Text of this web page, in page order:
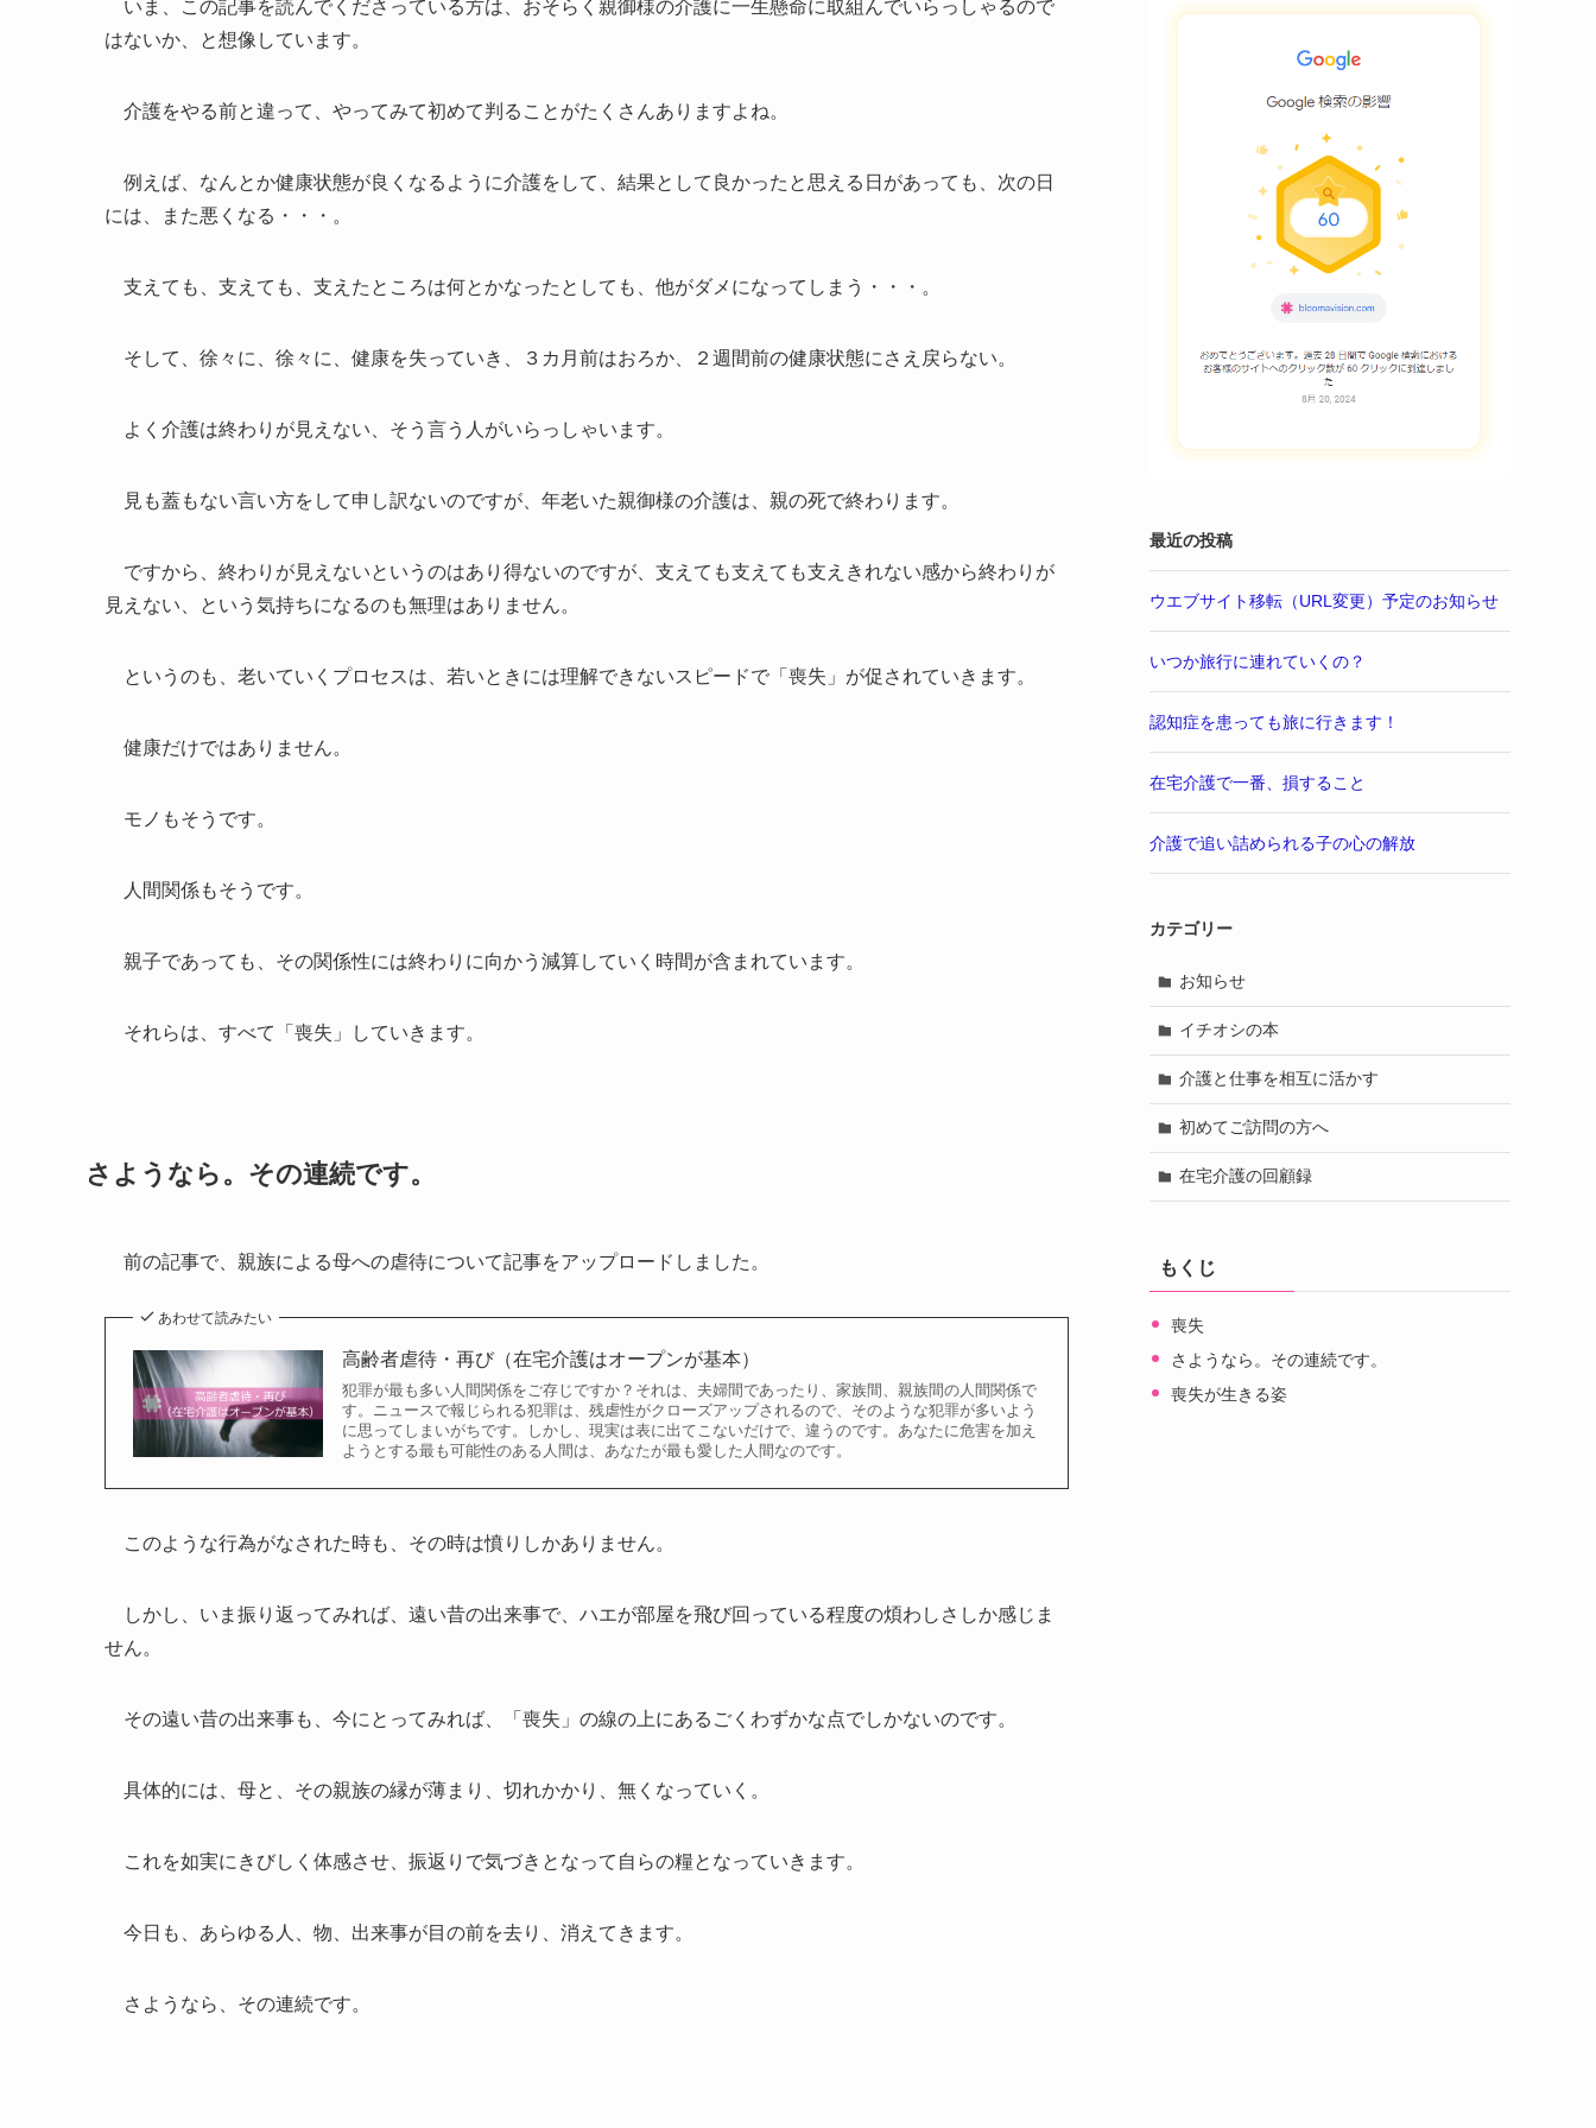
いま、この記事を読んでくださっている方は、おそらく親御様の介護に一生懸命に取組んでいらっしゃるので
はないか、と想像しています。
介護をやる前と違って、やってみて初めて判ることがたくさんありますよね。
例えば、なんとか健康状態が良くなるように介護をして、結果として良かったと思える日があっても、次の日
には、また悪くなる・・・。
支えても、支えても、支えたところは何とかなったとしても、他がダメになってしまう・・・。
そして、徐々に、徐々に、健康を失っていき、３カ月前はおろか、２週間前の健康状態にさえ戻らない。
よく介護は終わりが見えない、そう言う人がいらっしゃいます。
見も蓋もない言い方をして申し訳ないのですが、年老いた親御様の介護は、親の死で終わります。
ですから、終わりが見えないというのはあり得ないのですが、支えても支えても支えきれない感から終わりが
見えない、という気持ちになるのも無理はありません。
というのも、老いていくプロセスは、若いときには理解できないスピードで「喪失」が促されていきます。
健康だけではありません。
モノもそうです。
人間関係もそうです。
親子であっても、その関係性には終わりに向かう減算していく時間が含まれています。
それらは、すべて「喪失」していきます。
さようなら。その連続です。
前の記事で、親族による母への虐待について記事をアップロードしました。
あわせて読みたい
高齢者虐待・再び（在宅介護はオープンが基本）
犯罪が最も多い人間関係をご存じですか？それは、夫婦間であったり、家族間、親族間の人間関係で
す。ニュースで報じられる犯罪は、残虐性がクローズアップされるので、そのような犯罪が多いよう
に思ってしまいがちです。しかし、現実は表に出てこないだけで、違うのです。あなたに危害を加え
ようとする最も可能性のある人間は、あなたが最も愛した人間なのです。
このような行為がなされた時も、その時は憤りしかありません。
しかし、いま振り返ってみれば、遠い昔の出来事で、ハエが部屋を飛び回っている程度の煩わしさしか感じま
せん。
その遠い昔の出来事も、今にとってみれば、「喪失」の線の上にあるごくわずかな点でしかないのです。
具体的には、母と、その親族の縁が薄まり、切れかかり、無くなっていく。
これを如実にきびしく体感させ、振返りで気づきとなって自らの糧となっていきます。
今日も、あらゆる人、物、出来事が目の前を去り、消えてきます。
さようなら、その連続です。
最近の投稿
ウエブサイト移転（URL変更）予定のお知らせ
いつか旅行に連れていくの？
認知症を患っても旅に行きます！
在宅介護で一番、損すること
介護で追い詰められる子の心の解放
カテゴリー
お知らせ
イチオシの本
介護と仕事を相互に活かす
初めてご訪問の方へ
在宅介護の回顧録
もくじ
喪失
さようなら。その連続です。
喪失が生きる姿